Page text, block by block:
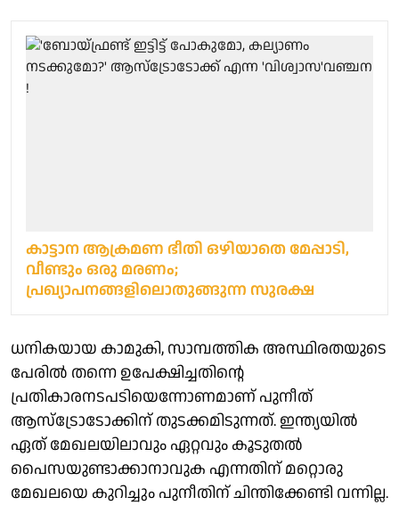
കാട്ടാന ആക്രമണ ഭീതി ഒഴിയാതെ മേപ്പാടി,
വീണ്ടും ഒരു മരണം;
പ്രഖ്യാപനങ്ങളിലൊതുങ്ങുന്ന സുരക്ഷ
ധനികയായ കാമുകി, സാമ്പത്തിക അസ്ഥിരതയുടെ
പേരിൽ തന്നെ ഉപേക്ഷിച്ചതിന്റെ
പ്രതികാരനടപടിയെന്നോണമാണ് പുനീത്
ആസ്ട്രോടോക്കിന് തുടക്കമിടുന്നത്. ഇന്ത്യയിൽ
ഏത് മേഖലയിലാവും ഏറ്റവും കൂടുതൽ
പൈസയുണ്ടാക്കാനാവുക എന്നതിന് മറ്റൊരു
മേഖലയെ കുറിച്ചും പുനീതിന് ചിന്തിക്കേണ്ടി വന്നില്ല.